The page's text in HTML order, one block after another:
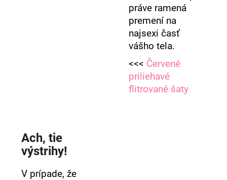
práve ramená
premení na
najsexi časť
vášho tela.
<<< Červené
priliehavé
flitrované šaty
Ach, tie
výstrihy!
V prípade, že